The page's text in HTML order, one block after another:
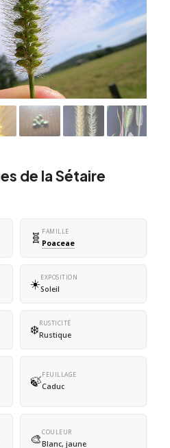
de la Sétaire
🧬 FAMILLE
Poaceae
☀️EXPOSITION
Soleil
❄️RUSTICITÉ
Rustique
🍃FEUILLAGE
Caduc
🎨COULEUR
Blanc, jaune